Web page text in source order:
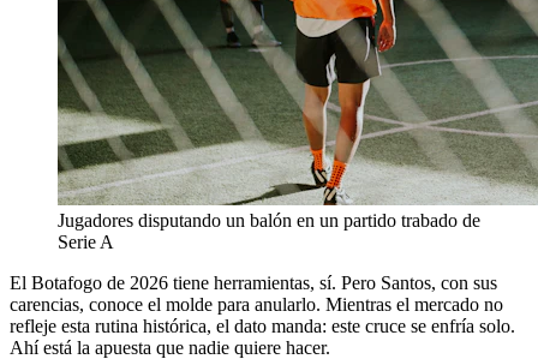
Jugadores disputando un balón en un partido trabado de
Serie A
El Botafogo de 2026 tiene herramientas, sí. Pero Santos, con sus
carencias, conoce el molde para anularlo. Mientras el mercado no
refleje esta rutina histórica, el dato manda: este cruce se enfría solo.
Ahí está la apuesta que nadie quiere hacer.